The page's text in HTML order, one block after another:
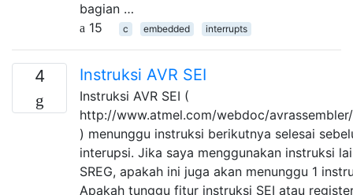
bagian …
15
c embedded interrupts
4 Instruksi AVR SEI
Instruksi AVR SEI (
http://www.atmel.com/webdoc/
) menunggu instruksi berikutnya selesai
interupsi. Jika saya menggunakan instruksi
SREG, apakah ini juga akan menunggu 1
Apakah tunggu fitur instruksi SEI atau